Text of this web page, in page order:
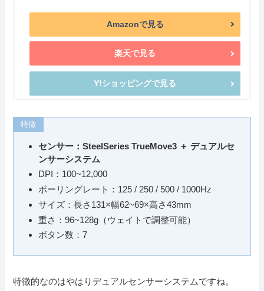
Amazonで見る
楽天で見る
Y!ショッピングで見る
特徴
センサー：SteelSeries TrueMove3 ＋ デュアルセ
ンサーシステム
DPI：100~12,000
ポーリングレート：125 / 250 / 500 / 1000Hz
サイズ：長さ131×幅62~69×高さ43mm
重さ：96~128g（ウェイトで調整可能）
ボタン数：7
特徴的なのはやはりデュアルセンサーシステムですね。